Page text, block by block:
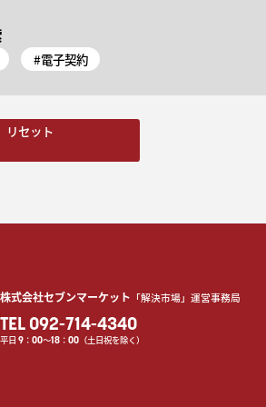
#電子契約
リセット
株式会社セブンマーケット 「解決市場」運営事務局
TEL 092-714-4340
平日 9： 00〜18： 00（土日祝を除く）